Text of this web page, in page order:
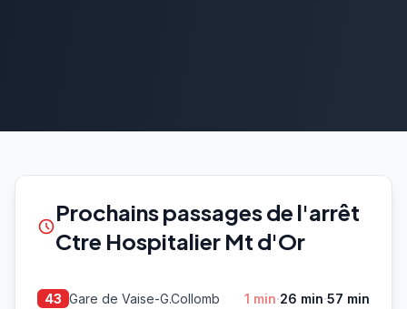
Prochains passages de l'arrêt
Ctre Hospitalier Mt d'Or
43 Gare de Vaise-G.Collomb 1 min·26 min·57 min